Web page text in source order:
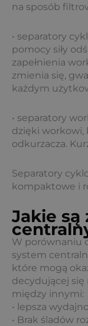
na sposób
• separatory
pomocy siły
zapełnienia
zmienia się,
każdym
• separatory
dzięki workowi,
odkurzacza.
Separatory
kompaktowe i
Jakie są
W porównaniu
system
które mogą
decydującej się
między innymi:
• lepsza
• Brak śladów